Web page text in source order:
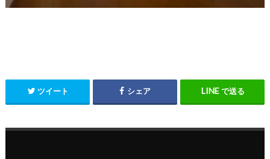
ツイート シェア で送る